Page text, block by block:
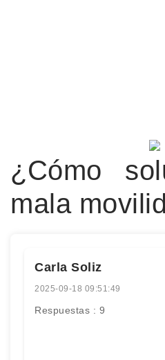
¿Cómo
mala
Carla Soliz
2025-09-18 09:51:49
Respuestas : 9